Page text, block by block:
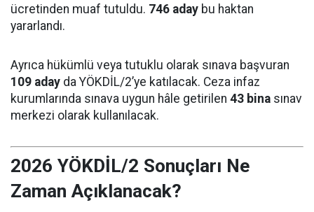
ücretinden muaf tutuldu. 746 aday bu haktan
yararlandı.
Ayrıca hükümlü veya tutuklu olarak sınava başvuran
109 aday da YÖKDİL/2’ye katılacak. Ceza infaz
kurumlarında sınava uygun hâle getirilen 43 bina sınav
merkezi olarak kullanılacak.
2026 YÖKDİL/2 Sonuçları Ne
Zaman Açıklanacak?